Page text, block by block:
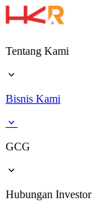
Tentang Kami
Bisnis Kami
GCG
Hubungan Investor